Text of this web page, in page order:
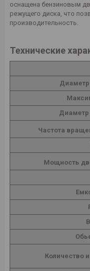
оснащена бензиновым
режущего диска, что
производительность.
Технические
Диаметр
Частота
Мощность
Количество